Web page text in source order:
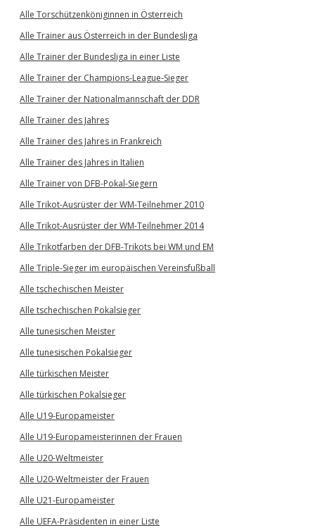
Alle Torschützenköniginnen in Österreich
Alle Trainer aus Österreich in der Bundesliga
Alle Trainer der Bundesliga in einer Liste
Alle Trainer der Champions-League-Sieger
Alle Trainer der Nationalmannschaft der DDR
Alle Trainer des Jahres
Alle Trainer des Jahres in Frankreich
Alle Trainer des Jahres in Italien
Alle Trainer von DFB-Pokal-Siegern
Alle Trikot-Ausrüster der WM-Teilnehmer 2010
Alle Trikot-Ausrüster der WM-Teilnehmer 2014
Alle Trikotfarben der DFB-Trikots bei WM und EM
Alle Triple-Sieger im europäischen Vereinsfußball
Alle tschechischen Meister
Alle tschechischen Pokalsieger
Alle tunesischen Meister
Alle tunesischen Pokalsieger
Alle türkischen Meister
Alle türkischen Pokalsieger
Alle U19-Europameister
Alle U19-Europameisterinnen der Frauen
Alle U20-Weltmeister
Alle U20-Weltmeister der Frauen
Alle U21-Europameister
Alle UEFA-Präsidenten in einer Liste